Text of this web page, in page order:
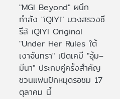
"MGI Beyond" ผนึก
กำลัง "iQIYI" บวงสรวงซี
รีส์ iQIYI Original
"Under Her Rules ใต้
เงาจันทรา" เปิดเคมี "อุ้ม–
มีนา" ประกบคู่ครั้งสำคัญ
ชวนแฟนปักหมุดรอชม 17
ตุลาคม นี้